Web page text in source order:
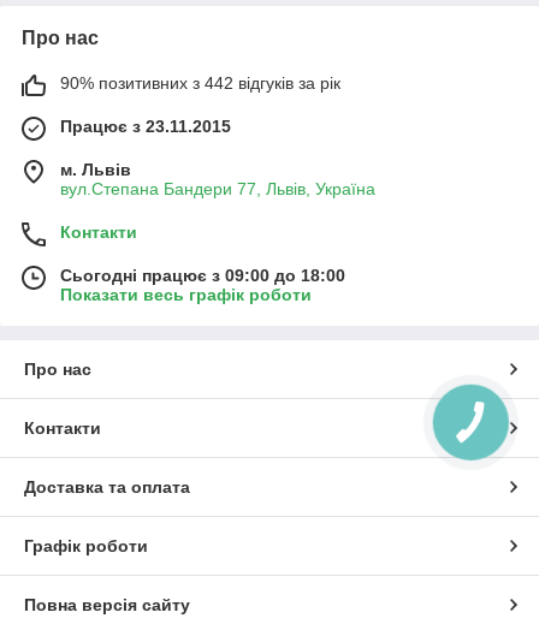
Про нас
90% позитивних з 442 відгуків за рік
Працює з 23.11.2015
м. Львів
вул.Степана Бандери 77, Львів, Україна
Контакти
Сьогодні працює з 09:00 до 18:00
Показати весь графік роботи
Про нас
Контакти
Доставка та оплата
Графік роботи
Повна версія сайту